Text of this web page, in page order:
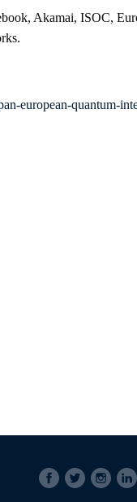
Akamai, ISOC,
european-quantum-
SOCIAL
LINKS